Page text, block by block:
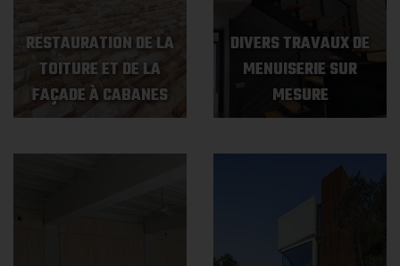
RESTAURATION DE LA
TOITURE ET DE LA
FAÇADE À CABANES
DIVERS TRAVAUX DE
MENUISERIE SUR
MESURE